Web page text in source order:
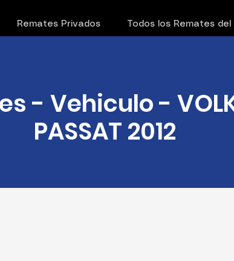
Remates Privados Todos los Remates del
- Vehiculo -
PASSAT 2012